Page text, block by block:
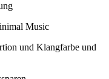
Music
und Klangfarbe und